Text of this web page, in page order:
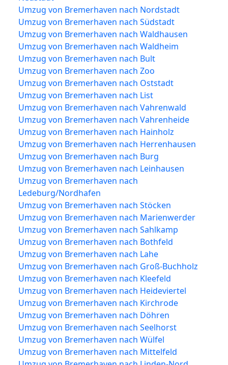
Umzug von Bremerhaven nach Nordstadt
Umzug von Bremerhaven nach Südstadt
Umzug von Bremerhaven nach Waldhausen
Umzug von Bremerhaven nach Waldheim
Umzug von Bremerhaven nach Bult
Umzug von Bremerhaven nach Zoo
Umzug von Bremerhaven nach Oststadt
Umzug von Bremerhaven nach List
Umzug von Bremerhaven nach Vahrenwald
Umzug von Bremerhaven nach Vahrenheide
Umzug von Bremerhaven nach Hainholz
Umzug von Bremerhaven nach Herrenhausen
Umzug von Bremerhaven nach Burg
Umzug von Bremerhaven nach Leinhausen
Umzug von Bremerhaven nach
Ledeburg/Nordhafen
Umzug von Bremerhaven nach Stöcken
Umzug von Bremerhaven nach Marienwerder
Umzug von Bremerhaven nach Sahlkamp
Umzug von Bremerhaven nach Bothfeld
Umzug von Bremerhaven nach Lahe
Umzug von Bremerhaven nach Groß-Buchholz
Umzug von Bremerhaven nach Kleefeld
Umzug von Bremerhaven nach Heideviertel
Umzug von Bremerhaven nach Kirchrode
Umzug von Bremerhaven nach Döhren
Umzug von Bremerhaven nach Seelhorst
Umzug von Bremerhaven nach Wülfel
Umzug von Bremerhaven nach Mittelfeld